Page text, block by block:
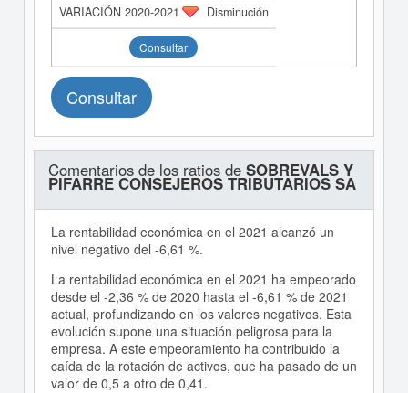
Disminución
Consultar
Consultar
Comentarios de los ratios de SOBREVALS Y
PIFARRE CONSEJEROS TRIBUTARIOS SA
La rentabilidad económica en el 2021 alcanzó un
nivel negativo del -6,61 %.
La rentabilidad económica en el 2021 ha empeorado
desde el -2,36 % de 2020 hasta el -6,61 % de 2021
actual, profundizando en los valores negativos. Esta
evolución supone una situación peligrosa para la
empresa. A este empeoramiento ha contribuido la
caída de la rotación de activos, que ha pasado de un
valor de 0,5 a otro de 0,41.